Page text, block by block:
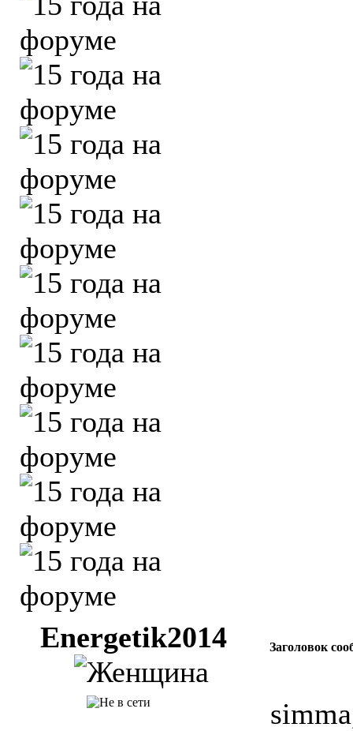
Energetik2014 Заголовок